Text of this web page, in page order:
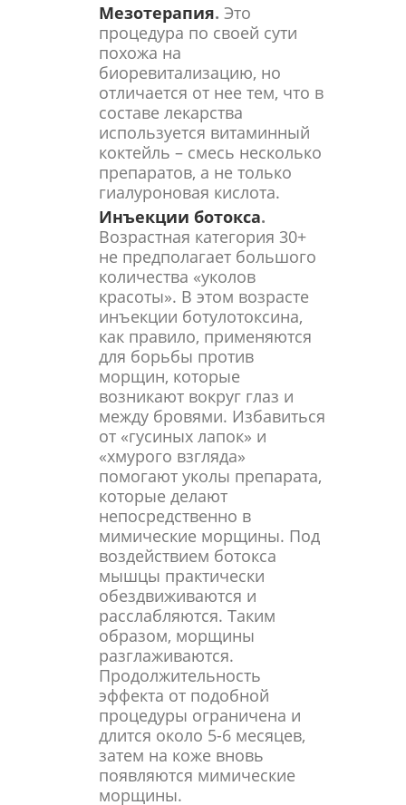
Мезотерапия. Это
процедура по своей сути
похожа на
биоревитализацию, но
отличается от нее тем, что в
составе лекарства
используется витаминный
коктейль – смесь несколько
препаратов, а не только
гиалуроновая кислота.
Инъекции ботокса.
Возрастная категория 30+
не предполагает большого
количества «уколов
красоты». В этом возрасте
инъекции ботулотоксина,
как правило, применяются
для борьбы против
морщин, которые
возникают вокруг глаз и
между бровями. Избавиться
от «гусиных лапок» и
«хмурого взгляда»
помогают уколы препарата,
которые делают
непосредственно в
мимические морщины. Под
воздействием ботокса
мышцы практически
обездвиживаются и
расслабляются. Таким
образом, морщины
разглаживаются.
Продолжительность
эффекта от подобной
процедуры ограничена и
длится около 5-6 месяцев,
затем на коже вновь
появляются мимические
морщины.